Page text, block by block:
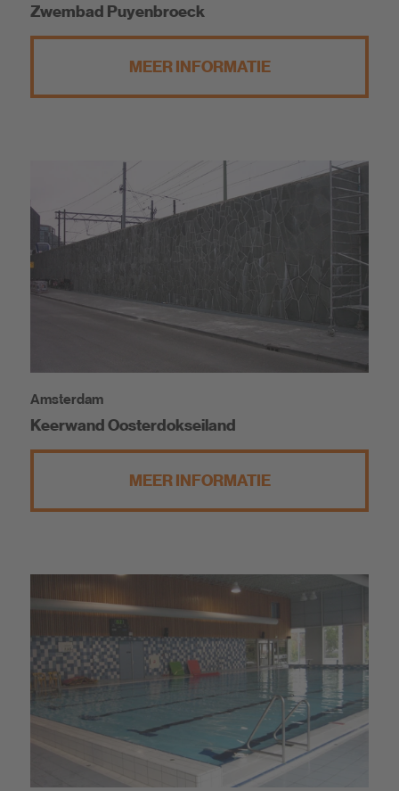
Zwembad Puyenbroeck
MEER INFORMATIE
Amsterdam
Keerwand Oosterdokseiland
MEER INFORMATIE